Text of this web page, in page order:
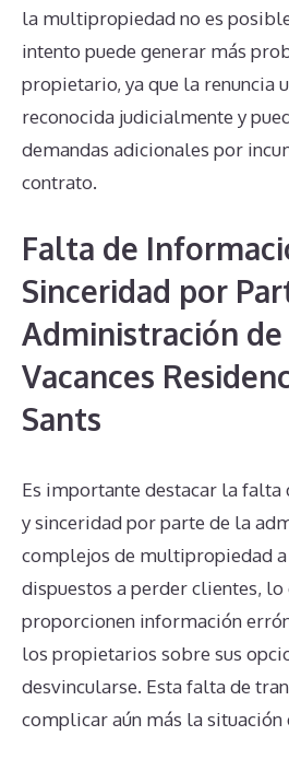
la multipropiedad no es
intento puede generar más
propietario, ya que la renuncia
reconocida judicialmente y
demandas adicionales por
contrato.
Falta de
Sinceridad por
Administración de
Vacances
Sants
Es importante destacar la
y sinceridad por parte de la
complejos de multipropiedad a
dispuestos a perder clientes, lo
proporcionen información
los propietarios sobre sus
desvincularse. Esta falta de
complicar aún más la